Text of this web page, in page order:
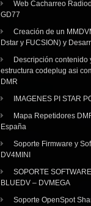
Web Cacharreo
GD77
Creación de un
Dstar y FUCSION) y
Descripción contenido
estructura codeplug asi
DMR
IMAGENES PI STAR
Mapa Repetidores
España
Soporte Firmware y
DV4MINI
SOPORTE SOFTWARE
BLUEDV – DVMEGA
Soporte OpenSpot